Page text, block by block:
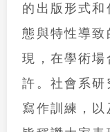
的出版形式和
態與特性導致
現，在學術場
許。社會系研
寫作訓練，以